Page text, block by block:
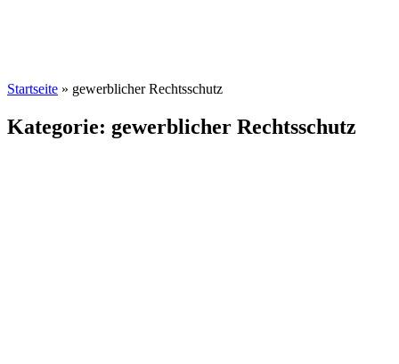
Startseite » gewerblicher Rechtsschutz
Kategorie: gewerblicher Rechtsschutz